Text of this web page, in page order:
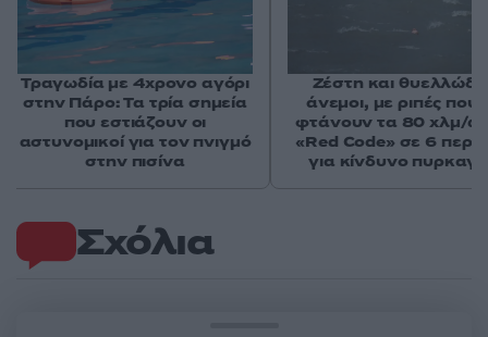
Σχόλια
Τραγωδία με 4χρονο αγόρι
στην Πάρο: Τα τρία σημεία
που εστιάζουν οι
αστυνομικοί για τον πνιγμό
στην πισίνα
Ζέστη και
άνεμοι, με ριπές που
φτάνουν τα 80 χλμ/
«Red Code» σε 6
για κίνδυνο